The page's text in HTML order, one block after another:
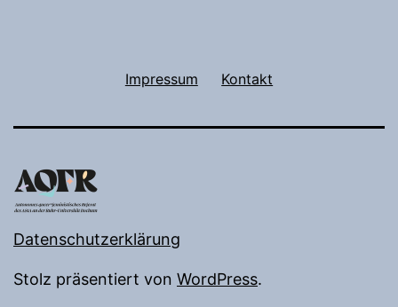
Impressum Kontakt
Datenschutzerklärung
Stolz präsentiert von WordPress.